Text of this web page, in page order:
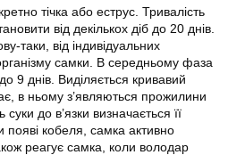
тічка або еструс. Тривалість
від декількох діб до 20 днів.
таки, від індивідуальних
самки. В середньому фаза
9 днів. Виділяється кривавий
в ньому з’являються прожилини
суки до в’язки визначається її
появі кобеля, самка активно
реагує самка, коли володар